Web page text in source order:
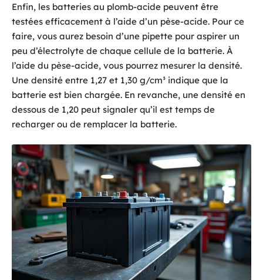
Enfin, les batteries au plomb-acide peuvent être
testées efficacement à l’aide d’un pèse-acide. Pour ce
faire, vous aurez besoin d’une pipette pour aspirer un
peu d’électrolyte de chaque cellule de la batterie. À
l’aide du pèse-acide, vous pourrez mesurer la densité.
Une densité entre 1,27 et 1,30 g/cm³ indique que la
batterie est bien chargée. En revanche, une densité en
dessous de 1,20 peut signaler qu’il est temps de
recharger ou de remplacer la batterie.